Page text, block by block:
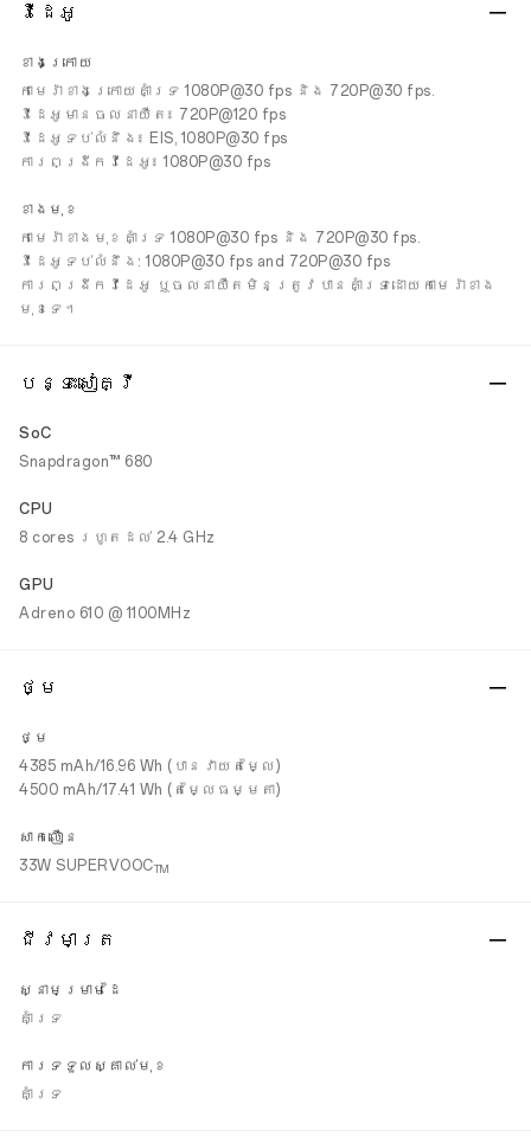
វីដេអូ
ខាងក្រោយ
កាមេរ៉ាខាងក្រោយគាំទ្រ 1080P@30 fps និង 720P@30 fps.
វីដេអូមានចលនាយឺត៖ 720P@120 fps
វីដេអូទប់លំនឹង៖ EIS, 1080P@30 fps
ការពង្រីកវីដេអូ៖ 1080P@30 fps
ខាងមុខ
កាមេរ៉ាខាងមុខគាំទ្រ 1080P@30 fps និង 720P@30 fps.
វីដេអូទប់លំនឹង: 1080P@30 fps and 720P@30 fps
ការពង្រីកវីដេអូ ឬចលនាយឺតមិនត្រូវបានគាំទ្រដោយកាមេរ៉ាខាង
មុខទេ។
បន្ទះសៀគ្វី
SoC
Snapdragon™ 680
CPU
8 cores រហូតដល់ 2.4 GHz
GPU
Adreno 610 @ 1100MHz
ថ្ម
ថ្ម
4385 mAh/16.96 Wh (បានវាយតម្លៃ)
4500 mAh/17.41 Wh (តម្លៃធម្មតា)
សាកលឿន
33W SUPERVOOCTM
ជីវមាត្រ
ស្នាមម្រាមដៃ
គាំទ្រ
ការទទួលស្គាល់មុខ
គាំទ្រ